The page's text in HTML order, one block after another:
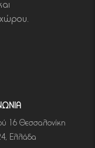
χώρου.
16 Θεσσαλονίκη
Ελλάδα